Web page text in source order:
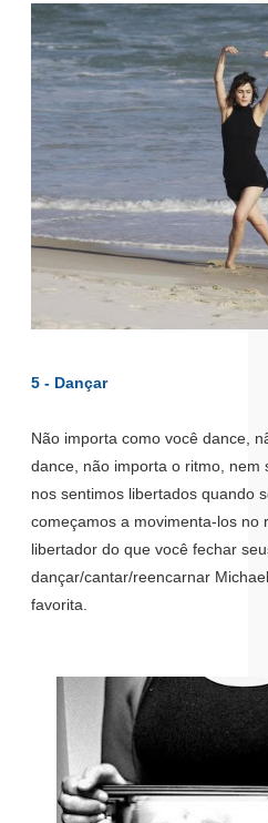
5 - Dançar
Não importa como você dance,
dance, não importa o ritmo, nem
nos sentimos libertados quando
começamos a movimenta-los no
libertador do que você fechar
dançar/cantar/reencarnar
favorita.